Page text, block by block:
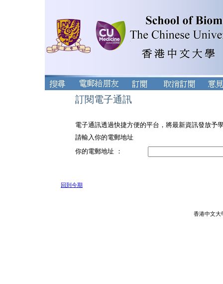
訂閱電子通訊
電子通訊透過快捷方便的平台，將最新資訊發放予
請輸入你的電郵地址
你的電郵地址 ：
回到今期
香港中文大